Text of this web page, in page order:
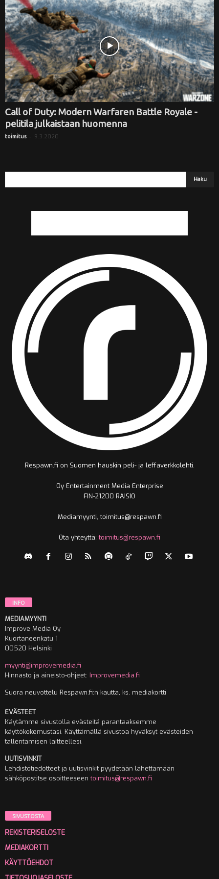
Call of Duty: Modern Warfaren Battle Royale -
pelitila julkaistaan huomenna
toimitus - 9.3.2020
Respawn.fi on Suomen hauskin peli- ja leffaverkkolehti.
Oy Entertainment Media Enterprise
FIN-21200 RAISIO
Mediamyynti, toimitus@respawn.fi
Ota yhteyttä:toimitus@respawn.fi
INFO
MEDIAMYYNTI
Improve Media Oy
Kuortaneenkatu 1
00520 Helsinki
myynti@improvemedia.fi
Hinnasto ja aineisto-ohjeet: Improvemedia.fi
Suora neuvottelu Respawn.fi:n kautta, ks. mediakortti
EVÄSTEET
Käytämme sivustolla evästeitä parantaaksemme
käyttökokemustasi. Käyttämällä sivustoa hyväksyt evästeiden
tallentamisen laitteellesi.
UUTISVINKIT
Lehdistötiedotteet ja uutisvinkit pyydetään lähettämään
sähköpostitse osoitteeseentoimitus@respawn.fi
SIVUSTOSTA
REKISTERISELOSTE
MEDIAKORTTI
KÄYTTÖEHDOT